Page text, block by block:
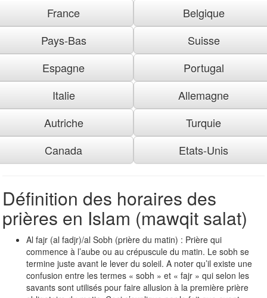
France
Belgique
Pays-Bas
Suisse
Espagne
Portugal
Italie
Allemagne
Autriche
Turquie
Canada
Etats-Unis
Définition des horaires des
prières en Islam (mawqit salat)
Al fajr (al fadjr)/al Sobh (prière du matin) : Prière qui
commence à l’aube ou au crépuscule du matin. Le sobh se
termine juste avant le lever du soleil. A noter qu’il existe une
confusion entre les termes « sobh » et « fajr » qui selon les
savants sont utilisés pour faire allusion à la première prière